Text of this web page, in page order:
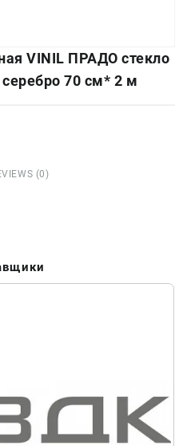
VINIL ПРАДО стекло
70 см* 2 м
(0)